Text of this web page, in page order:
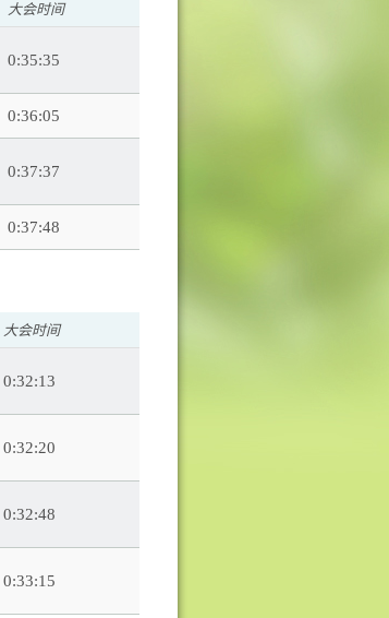
大会时间
0:35:35
0:36:05
0:37:37
0:37:48
大会时间
0:32:13
0:32:20
0:32:48
0:33:15